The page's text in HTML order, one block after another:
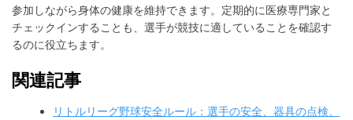
参加しながら身体の健康を維持できます。定期的に医療専門家と
チェックインすることも、選手が競技に適していることを確認す
るのに役立ちます。
関連記事
リトルリーグ野球安全ルール：選手の安全、器具の点検、